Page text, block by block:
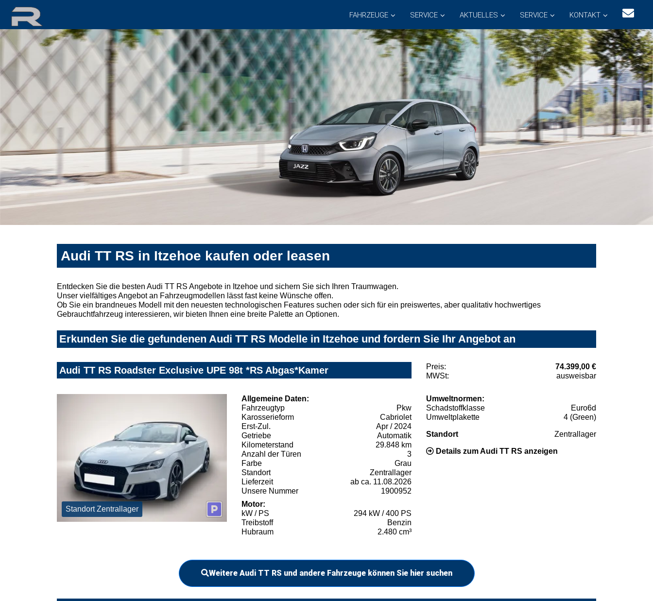
FAHRZEUGE SERVICE AKTUELLES SERVICE KONTAKT
Audi TT RS in Itzehoe kaufen oder leasen
Entdecken Sie die besten Audi TT RS Angebote in Itzehoe und sichern Sie sich Ihren Traumwagen.
Unser vielfältiges Angebot an Fahrzeugmodellen lässt fast keine Wünsche offen.
Ob Sie ein brandneues Modell mit den neuesten technologischen Features suchen oder sich für ein preiswertes, aber qualitativ hochwertiges
Gebrauchtfahrzeug interessieren, wir bieten Ihnen eine breite Palette an Optionen.
Erkunden Sie die gefundenen Audi TT RS Modelle in Itzehoe und fordern Sie Ihr Angebot an
Audi TT RS Roadster Exclusive UPE 98t *RS Abgas*Kamer Preis:
74.399,00 €
MWSt:
ausweisbar
Standort Zentrallager
Allgemeine Daten:
Fahrzeugtyp
Pkw
Karosserieform
Cabriolet
Erst-Zul.
Apr / 2024
Getriebe
Automatik
Kilometerstand
29.848 km
Anzahl der Türen
3
Farbe
Grau
Standort
Zentrallager
Lieferzeit
ab ca. 11.08.2026
Unsere Nummer
1900952
Motor:
kW / PS
294 kW / 400 PS
Treibstoff
Benzin
Hubraum
2.480 cm³
Umweltnormen:
Schadstoffklasse
Euro6d
Umweltplakette
4 (Green)
Standort Zentrallager
Details zum Audi TT RS anzeigen
Weitere Audi TT RS und andere Fahrzeuge können Sie hier suchen